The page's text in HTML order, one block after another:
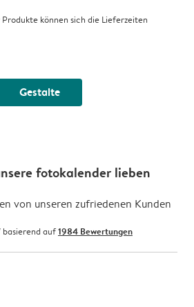
können sich die Lieferzeiten
Gestalte
fotokalender lieben
von unseren zufriedenen Kunden
basierend auf1984 Bewertungen